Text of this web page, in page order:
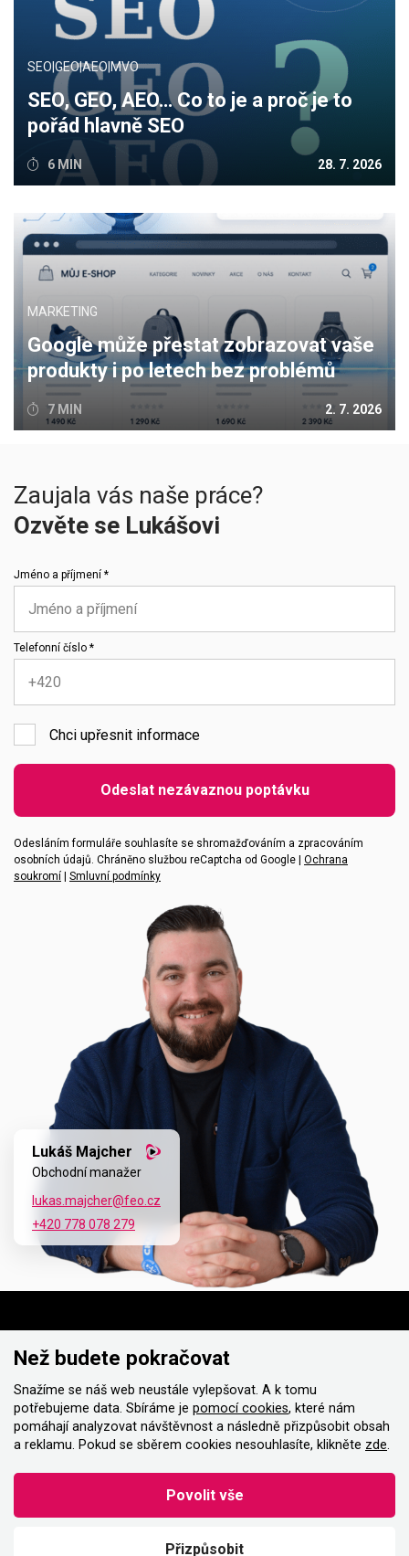
SEO|GEO|AEO|MVO
SEO, GEO, AEO… Co to je a proč je to
pořád hlavně SEO
6 MIN 28. 7. 2026
MARKETING
Google může přestat zobrazovat vaše
produkty i po letech bez problémů
7 MIN 2. 7. 2026
Zaujala vás naše práce?
Ozvěte se Lukášovi
Jméno a příjmení *
Telefonní číslo *
Chci upřesnit informace
Emailová adresa
Vaše zpráva
Odeslat nezávaznou poptávku
Odesláním formuláře souhlasíte se shromažďováním a zpracováním
osobních údajů. Chráněno službou reCaptcha od Google | Ochrana
soukromí
Smluvní podmínky
Lukáš Majcher
Obchodní manažer
lukas.majcher@feo.cz
+420 778 078 279
Instagram Facebook
© 2026 Všechna práva vyhrazena |Nastavení cookies
Než budete pokračovat
Snažíme se náš web neustále vylepšovat. A k tomu
potřebujeme data. Sbíráme je pomocí cookies, které nám
pomáhají analyzovat návštěvnost a následně přizpůsobit obsah
a reklamu. Pokud se sběrem cookies nesouhlasíte, klikněte zde.
Přizpůsobit
Povolit vše